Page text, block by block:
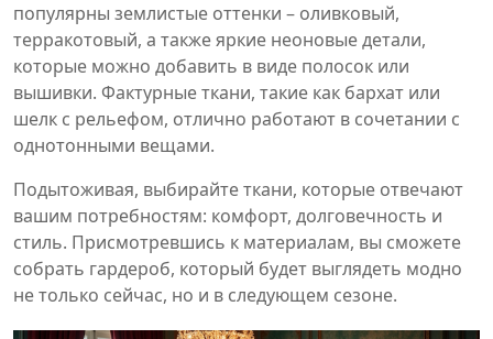
популярны землистые оттенки – оливковый,
терракотовый, а также яркие неоновые детали,
которые можно добавить в виде полосок или
вышивки. Фактурные ткани, такие как бархат или
шелк с рельефом, отлично работают в сочетании с
однотонными вещами.
Подытоживая, выбирайте ткани, которые отвечают
вашим потребностям: комфорт, долговечность и
стиль. Присмотревшись к материалам, вы сможете
собрать гардероб, который будет выглядеть модно
не только сейчас, но и в следующем сезоне.